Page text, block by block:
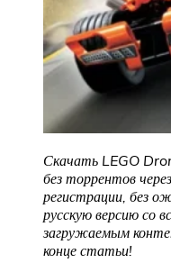
Скачать LEGO
без торрентов
регистрации, без
русскую версию со
загружаемым
конце статьи!